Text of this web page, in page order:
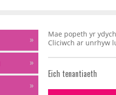
Mae popeth yr
Cliciwch ar unrhyw
Eich tenantiaeth